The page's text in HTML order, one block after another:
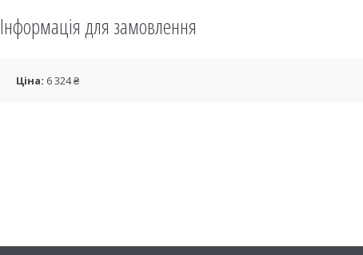
Інформація для замовлення
Ціна: 6 324 ₴